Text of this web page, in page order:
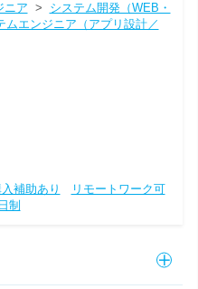
ニア > システム開発（WEB・
ムエンジニア（アプリ設計／
補助あり
リモートワーク可
制